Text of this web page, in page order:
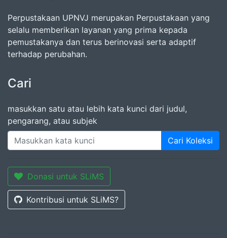
Perpustakaan UPNVJ merupakan Perpustakaan yang
selalu memberikan layanan yang prima kepada
pemustakanya dan terus berinovasi serta adaptif
terhadap perubahan.
Cari
masukkan satu atau lebih kata kunci dari judul,
pengarang, atau subjek
Cari Koleksi
Donasi untuk SLiMS
Kontribusi untuk SLiMS?